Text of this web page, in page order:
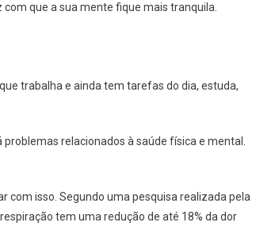
que a sua mente fique mais tranquila.
trabalha e ainda tem tarefas do dia, estuda,
relacionados à saúde física e mental.
com isso. Segundo uma pesquisa realizada pela
tem uma redução de até 18% da dor